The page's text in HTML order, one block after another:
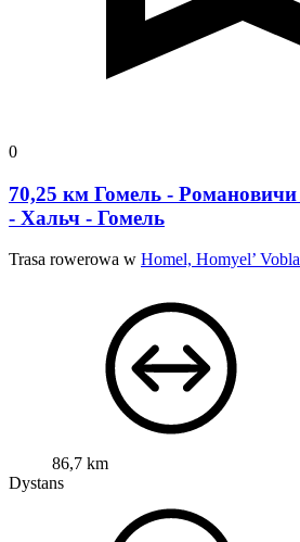
0
70,25 км Гомель -
- Хальч - Гомель
Trasa rowerowa w Homel, Homyel’
86,7 km
Dystans